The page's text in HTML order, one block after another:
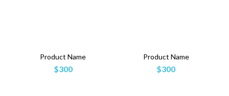
Product Name
$300
Product Name
$300